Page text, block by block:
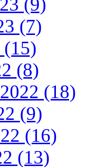
(7)
(15)
(8)
(18)
(9)
(16)
(13)